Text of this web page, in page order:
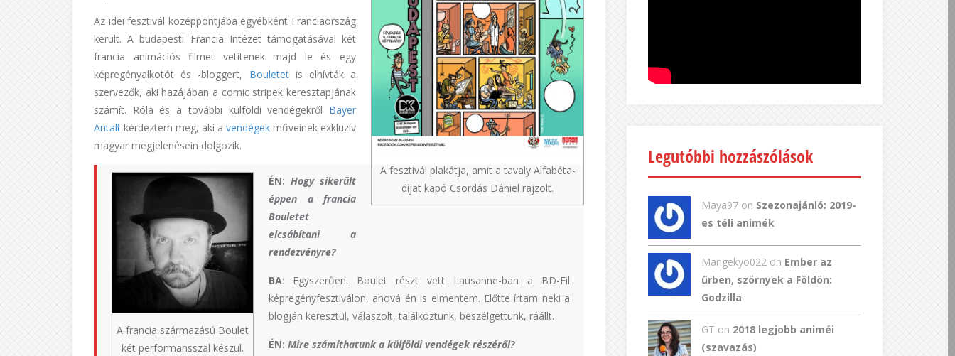
A fesztivál plakátja, amit a tavaly Alfabéta-
díjat kapó Csordás Dániel rajzolt.
Az idei fesztivál középpontjába egyébként Franciaország
került. A budapesti Francia Intézet támogatásával két
francia animációs filmet vetítenek majd le és egy
képregényalkotót és -bloggert, Bouletetis elhívták a
szervezők, aki hazájában a comic stripek keresztapjának
számít. Róla és a további külföldi vendégekről Bayer
Antalt kérdeztem meg, aki a vendégek műveinek exkluzív
magyar megjelenésein dolgozik.
A francia származású Boulet
két performansszal készül.
ÉN: Hogy sikerült
éppen a francia
Bouletet
elcsábítani a
rendezvényre?
BA: Egyszerűen. Boulet részt vett Lausanne-ban a BD-Fil
képregényfesztiválon, ahová én is elmentem. Előtte írtam neki a
blogján keresztül, válaszolt, találkoztunk, beszélgettünk, ráállt.
ÉN: Mire számíthatunk a külföldi vendégek részéről?
Legutóbbi hozzászólások
Maya97 on Szezonajánló: 2019-
es téli animék
Mangekyo022 on Ember az
űrben, szörnyek a Földön:
Godzilla
GT on 2018 legjobb animéi
(szavazás)